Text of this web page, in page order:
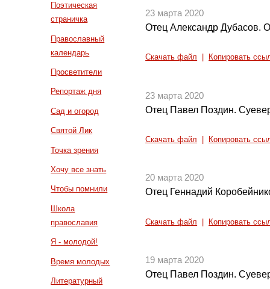
Поэтическая
страничка
Православный
календарь
Просветители
Репортаж дня
Сад и огород
Святой Лик
Точка зрения
Хочу все знать
Чтобы помнили
Школа
православия
Я - молодой!
Время молодых
Литературный
23 марта 2020
Отец Александр Дубасов.
Скачать файл Копировать
23 марта 2020
Отец Павел Поздин.
Скачать файл Копировать
20 марта 2020
Отец Геннадий
Скачать файл Копировать
19 марта 2020
Отец Павел Поздин.